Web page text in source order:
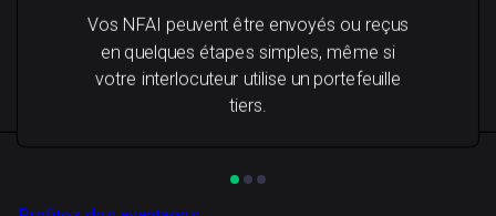
Vos NFAI peuvent être envoyés ou reçus
en quelques étapes simples, même si
votre interlocuteur utilise un portefeuille
tiers.